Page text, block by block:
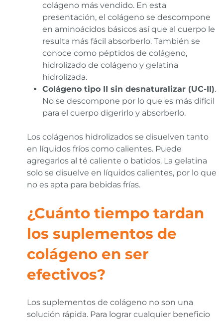
colágeno más vendido. En esta
presentación, el colágeno se descompone
en aminoácidos básicos así que al cuerpo le
resulta más fácil absorberlo. También se
conoce como péptidos de colágeno,
hidrolizado de colágeno y gelatina
hidrolizada.
Colágeno tipo II sin desnaturalizar (UC-II).
No se descompone por lo que es más difícil
para el cuerpo digerirlo y absorberlo.
Los colágenos hidrolizados se disuelven tanto
en líquidos fríos como calientes. Puede
agregarlos al té caliente o batidos. La gelatina
solo se disuelve en líquidos calientes, por lo que
no es apta para bebidas frías.
¿Cuánto tiempo tardan
los suplementos de
colágeno en ser
efectivos?
Los suplementos de colágeno no son una
solución rápida. Para lograr cualquier beneficio